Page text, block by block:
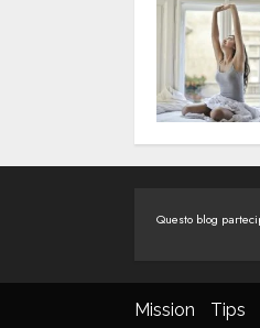
Questo blog
Mission Tips